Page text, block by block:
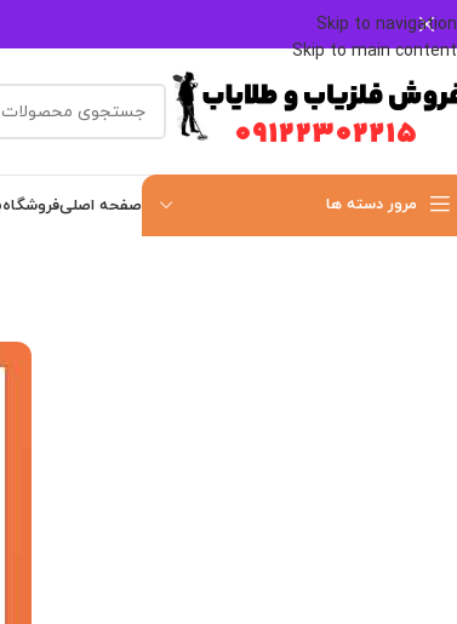
Skip to navigation
Skip to main content
مرور دسته ها صفحه اصلیفروشگاه